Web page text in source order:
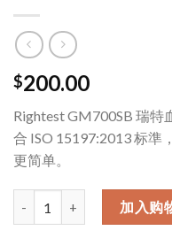
$200.00
Rightest GM700SB 瑞
合 ISO 15197:2013 标準
更简单。
加入购